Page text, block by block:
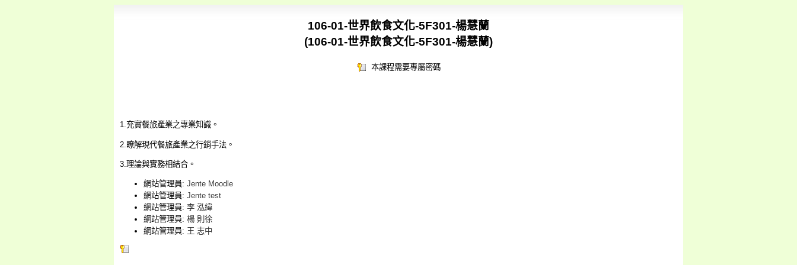
106-01-世界飲食文化-5F301-楊慧蘭
(106-01-世界飲食文化-5F301-楊慧蘭)
本課程需要專屬密碼
1.充實餐旅產業之專業知識。
2.瞭解現代餐旅產業之行銷手法。
3.理論與實務相結合。
網站管理員: Jente Moodle
網站管理員: Jente test
網站管理員: 李 泓緯
網站管理員: 楊 則徐
網站管理員: 王 志中